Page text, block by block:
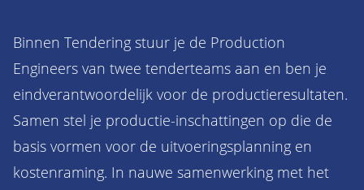
Binnen Tendering stuur je de Production
Engineers van twee tenderteams aan en ben je
eindverantwoordelijk voor de productieresultaten.
Samen stel je productie-inschattingen op die de
basis vormen voor de uitvoeringsplanning en
kostenraming. In nauwe samenwerking met het